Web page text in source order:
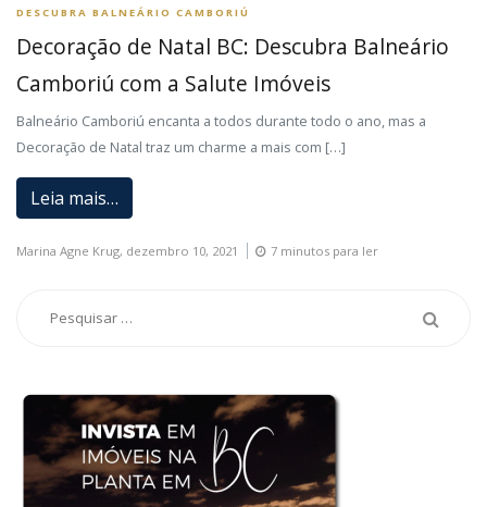
DESCUBRA BALNEÁRIO CAMBORIÚ
Decoração de Natal BC: Descubra Balneário
Camboriú com a Salute Imóveis
Balneário Camboriú encanta a todos durante todo o ano, mas a
Decoração de Natal traz um charme a mais com […]
Leia mais…
Marina Agne Krug, dezembro 10, 2021 7 minutos para ler